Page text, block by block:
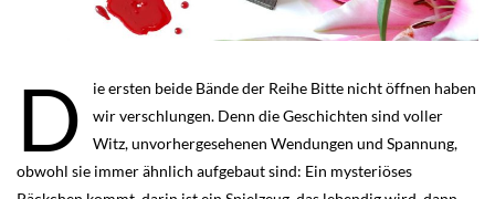
D
ie ersten beide Bände der Reihe Bitte nicht öffnen haben
wir verschlungen. Denn die Geschichten sind voller
Witz, unvorhergesehenen Wendungen und Spannung,
obwohl sie immer ähnlich aufgebaut sind: Ein mysteriöses